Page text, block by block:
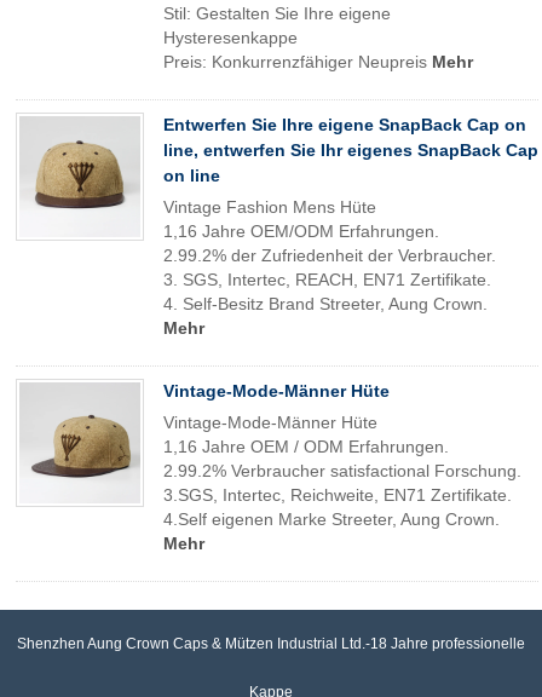
Stil: Gestalten Sie Ihre eigene
Hysteresenkappe
Preis: Konkurrenzfähiger Neupreis Mehr
Entwerfen Sie Ihre eigene SnapBack Cap on
line, entwerfen Sie Ihr eigenes SnapBack Cap
on line
Vintage Fashion Mens Hüte
1,16 Jahre OEM/ODM Erfahrungen.
2.99.2% der Zufriedenheit der Verbraucher.
3. SGS, Intertec, REACH, EN71 Zertifikate.
4. Self-Besitz Brand Streeter, Aung Crown.
Mehr
Vintage-Mode-Männer Hüte
Vintage-Mode-Männer Hüte
1,16 Jahre OEM / ODM Erfahrungen.
2.99.2% Verbraucher satisfactional Forschung.
3.SGS, Intertec, Reichweite, EN71 Zertifikate.
4.Self eigenen Marke Streeter, Aung Crown.
Mehr
Shenzhen Aung Crown Caps & Mützen Industrial Ltd.-18 Jahre professionelle
Kappe